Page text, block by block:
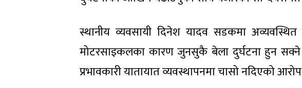
स्थानीय व्यवसायी दिनेश यादव सडकमा अव्यवस्थित
मोटरसाइकलका कारण जुनसुकै बेला दुर्घटना हुन
प्रभावकारी यातायात व्यवस्थापनमा चासो नदिएको